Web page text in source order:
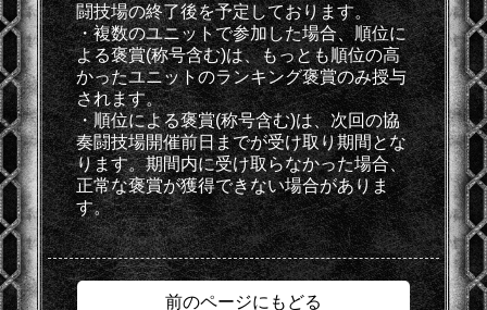
闘技場の終了後を予定しております。
・複数のユニットで参加した場合、順位に
よる褒賞(称号含む)は、もっとも順位の高
かったユニットのランキング褒賞のみ授与
されます。
・順位による褒賞(称号含む)は、次回の協
奏闘技場開催前日までが受け取り期間とな
ります。期間内に受け取らなかった場合、
正常な褒賞が獲得できない場合がありま
す。
前のページにもどる